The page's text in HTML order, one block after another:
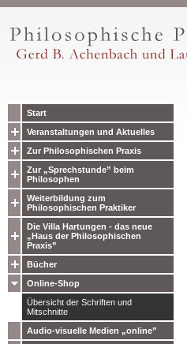
Start
Veranstaltungen und Aktuelles
Zur Philosophischen Praxis
Zur „Sprechstunde” beim
Philosophen
Weiterbildung zum
Philosophischen Praktiker
Die Villa Hartungen - das neue
„Haus der Philosophischen
Praxis”
Bücher
Online-Shop
Übersicht der Schriften und
Mitschnitte
Audio-visuelle Medien „online”